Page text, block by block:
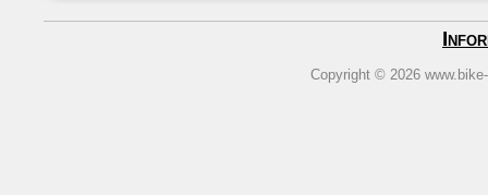
Copyright © 2026